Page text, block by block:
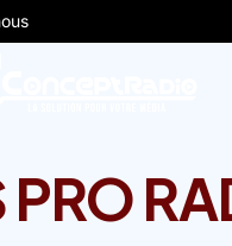
PRO